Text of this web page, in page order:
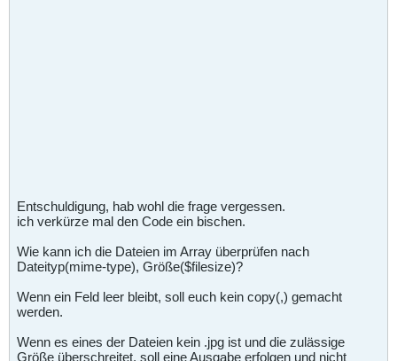
Entschuldigung, hab wohl die frage vergessen.
ich verkürze mal den Code ein bischen.
Wie kann ich die Dateien im Array überprüfen nach
Dateityp(mime-type), Größe($filesize)?
Wenn ein Feld leer bleibt, soll euch kein copy(,) gemacht
werden.
Wenn es eines der Dateien kein .jpg ist und die zulässige
Größe überschreitet, soll eine Ausgabe erfolgen und nicht